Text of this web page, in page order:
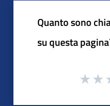
Quanto sono
su questa